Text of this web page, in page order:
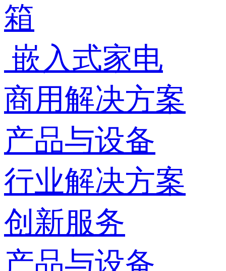
箱
嵌入式家电
商用解决方案
产品与设备
行业解决方案
创新服务
产品与设备